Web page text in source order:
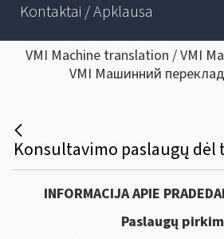
Kontaktai / Apklausa
VMI Machine translation / VMI
VMI Машинний
INFORMACIJA APIE
Paslaugų